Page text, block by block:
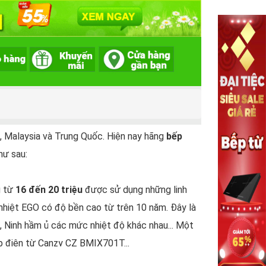
và Trung Quốc. Hiện nay hãng bếp
sau:
từ 16 đến 20 triệu được sử dụng những linh
EGO có độ bền cao từ trên 10 năm. Đây là
hầm ủ các mức nhiệt độ khác nhau... Một
điện từ Canzy CZ BMIX701T...